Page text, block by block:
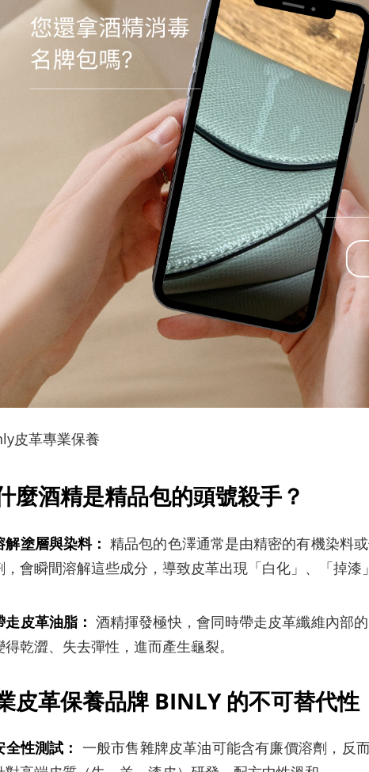
皮革專業保養
麼酒精是精品包的頭號殺手？
解塗層與染料： 精品包的色澤通常是由精密的有機染料
，會瞬間溶解這些成分，導致皮革出現「白化」、「掉漆
走皮革油脂： 酒精揮發極快，會同時帶走皮革纖維內部
得乾澀、失去彈性，進而產生龜裂。
皮革保養品牌 BINLY 的不可替代性
全性測試： 一般市售雜牌皮革油可能含有廉價溶劑，反